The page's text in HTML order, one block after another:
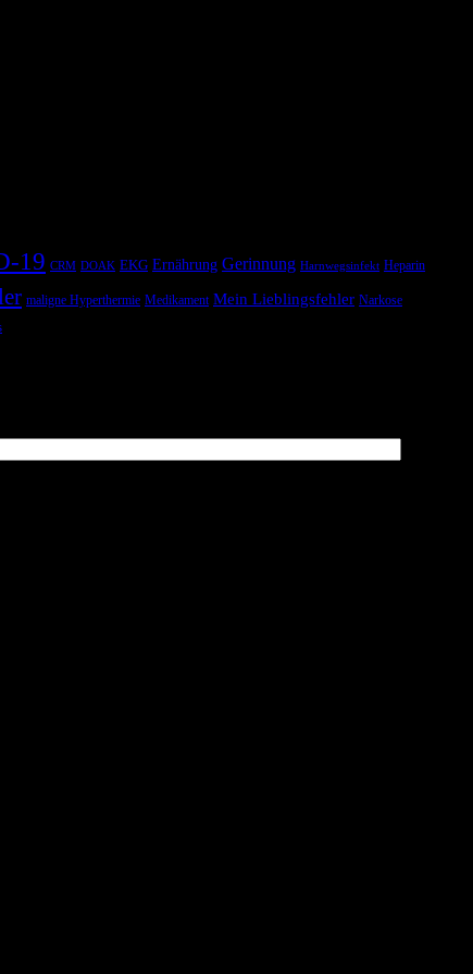
19 CRM DOAK EKG Ernährung Gerinnung Harnwegsinfekt Heparin
maligne Hyperthermie Medikament Mein Lieblingsfehler Narkose